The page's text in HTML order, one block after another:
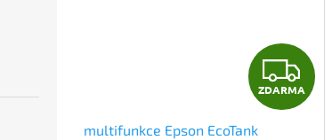
Z
D
ZDARMA
multifunkce Epson EcoTank